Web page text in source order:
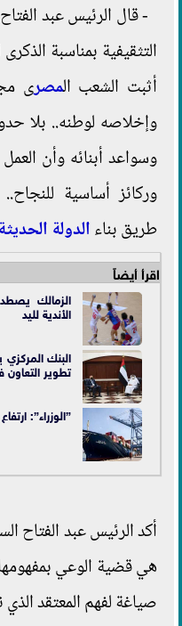
- قال الرئيس عبد
أثبت الشعب المصرى
وإخلاصه لوطنه.. بلا
وسواعد أبنائه وأن
وركائز أساسية
طريق بناءالدولة الحديثة
اقرأ أيضاً
الزمالك
الأندية لليد
البنك
تطوير التعاون
”الوزراء”:
أكد الرئيس عبد الفتاح
هي قضية الوعي
صياغة لفهم المعتقد